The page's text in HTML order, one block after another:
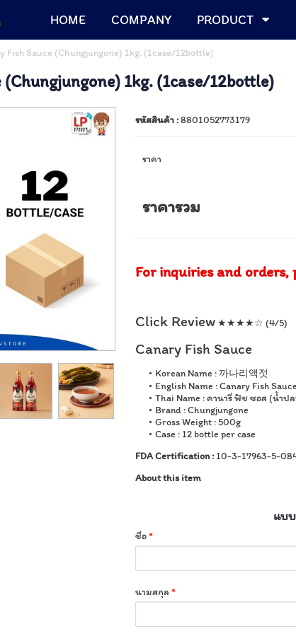
HOME COMPANY PRODUCT
Fish Sauce (Chungjungone) 1kg. (1case/12bottle)
(Chungjungone) 1kg. (1case/12bottle)
รหัสสินค้า :8801052773179
ราคา
ราคารวม
For inquiries and orders,
Click Review★★★★☆ (4/5)
Canary Fish Sauce
Korean Name : 까나리액젓
English Name : Canary Fish Sauce
Thai Name : คานารี่ ฟิช ซอส (น้ำป
Brand : Chungjungone
Gross Weight : 500g
Case : 12 bottle per case
FDA Certification :10-3-17963-5-
About this item
แบ
ชื่อ*
นามสกุล *